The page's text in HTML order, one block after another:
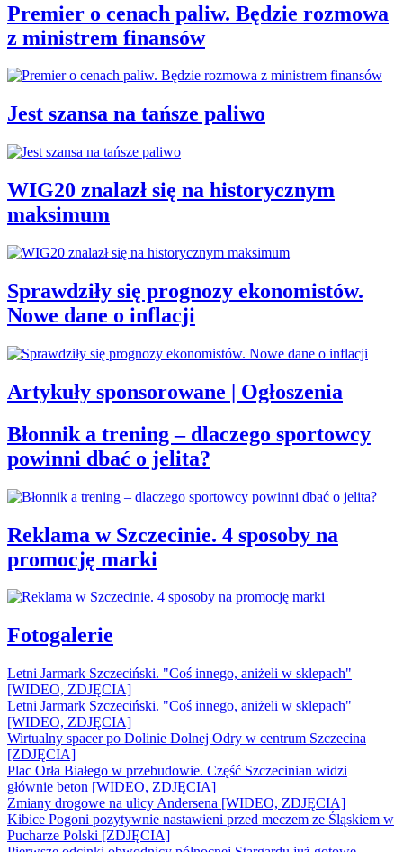
Premier o cenach paliw. Będzie rozmowa
z ministrem finansów
Jest szansa na tańsze paliwo
WIG20 znalazł się na historycznym
maksimum
Sprawdziły się prognozy ekonomistów.
Nowe dane o inflacji
Artykuły sponsorowane | Ogłoszenia
Błonnik a trening – dlaczego sportowcy
powinni dbać o jelita?
Reklama w Szczecinie. 4 sposoby na
promocję marki
Fotogalerie
Letni Jarmark Szczeciński. "Coś innego, aniżeli w sklepach"
[WIDEO, ZDJĘCIA]
Letni Jarmark Szczeciński. "Coś innego, aniżeli w sklepach"
[WIDEO, ZDJĘCIA]
Wirtualny spacer po Dolinie Dolnej Odry w centrum Szczecina
[ZDJĘCIA]
Plac Orła Białego w przebudowie. Część Szczecinian widzi
głównie beton [WIDEO, ZDJĘCIA]
Zmiany drogowe na ulicy Andersena [WIDEO, ZDJĘCIA]
Kibice Pogoni pozytywnie nastawieni przed meczem ze Śląskiem w
Pucharze Polski [ZDJĘCIA]